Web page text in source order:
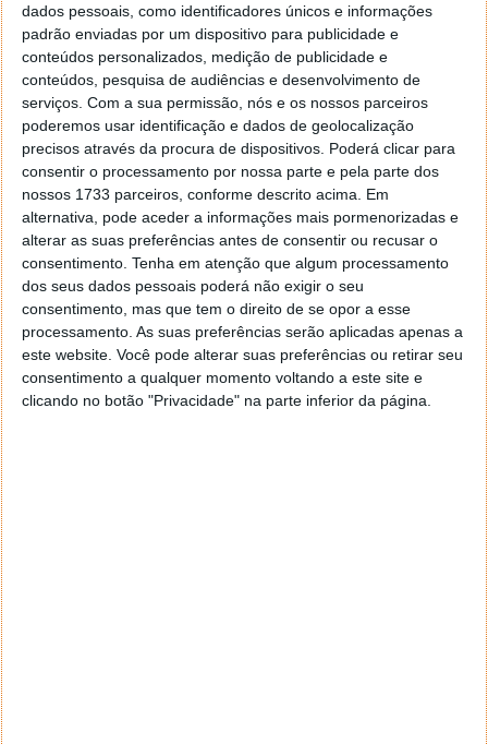
dados pessoais, como identificadores únicos e informações
padrão enviadas por um dispositivo para publicidade e
conteúdos personalizados, medição de publicidade e
conteúdos, pesquisa de audiências e desenvolvimento de
serviços. Com a sua permissão, nós e os nossos parceiros
poderemos usar identificação e dados de geolocalização
precisos através da procura de dispositivos. Poderá clicar para
consentir o processamento por nossa parte e pela parte dos
nossos 1733 parceiros, conforme descrito acima. Em
alternativa, pode aceder a informações mais pormenorizadas e
alterar as suas preferências antes de consentir ou recusar o
consentimento. Tenha em atenção que algum processamento
dos seus dados pessoais poderá não exigir o seu
consentimento, mas que tem o direito de se opor a esse
processamento. As suas preferências serão aplicadas apenas a
este website. Você pode alterar suas preferências ou retirar seu
consentimento a qualquer momento voltando a este site e
clicando no botão "Privacidade" na parte inferior da página.